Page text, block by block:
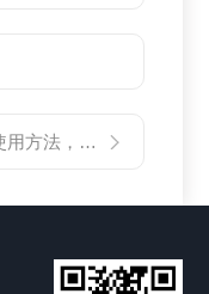
一学就会！